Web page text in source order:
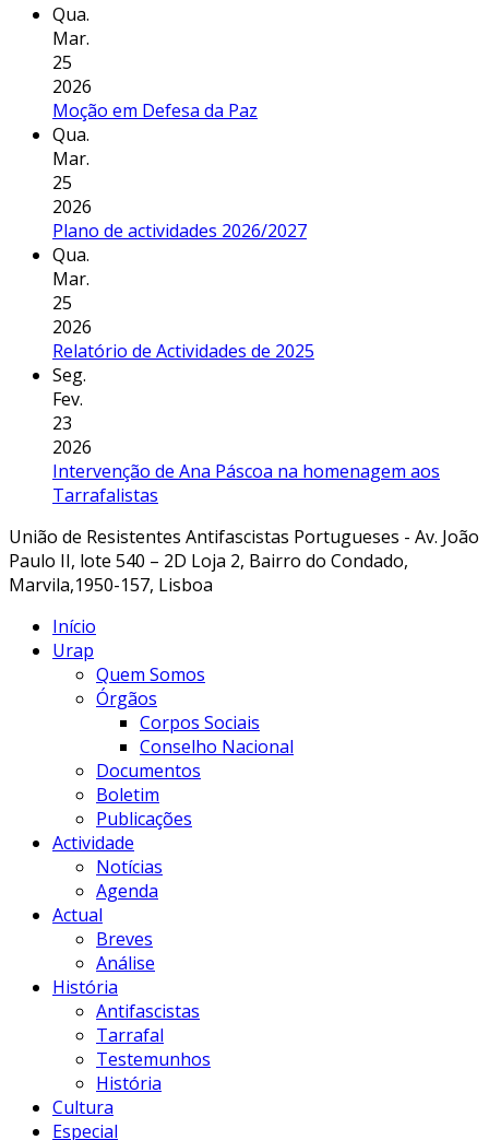
Qua.
Mar.
25
2026
Moção em Defesa da Paz
Qua.
Mar.
25
2026
Plano de actividades 2026/2027
Qua.
Mar.
25
2026
Relatório de Actividades de 2025
Seg.
Fev.
23
2026
Intervenção de Ana Páscoa na homenagem aos
Tarrafalistas
União de Resistentes Antifascistas Portugueses - Av. João
Paulo II, lote 540 – 2D Loja 2, Bairro do Condado,
Marvila,1950-157, Lisboa
Início
Urap
Quem Somos
Órgãos
Corpos Sociais
Conselho Nacional
Documentos
Boletim
Publicações
Actividade
Notícias
Agenda
Actual
Breves
Análise
História
Antifascistas
Tarrafal
Testemunhos
História
Cultura
Especial